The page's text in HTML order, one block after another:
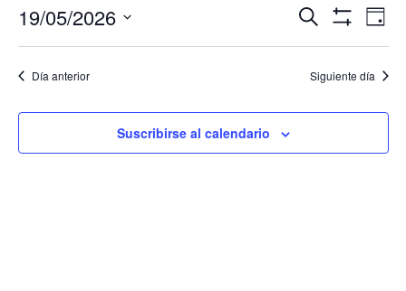
vistas
Eventos
Buscar
Filtros
de
de
Día
19/05/2026
Día anterior Siguiente día
Suscribirse al calendario